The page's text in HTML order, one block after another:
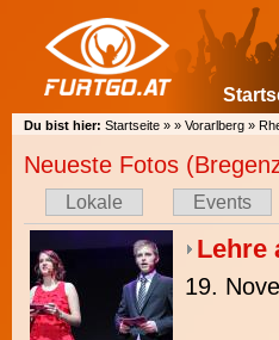
Du bist hier: Startseite » » Vorarlberg »
Neueste Fotos
Lokale Events
Lehre
19.